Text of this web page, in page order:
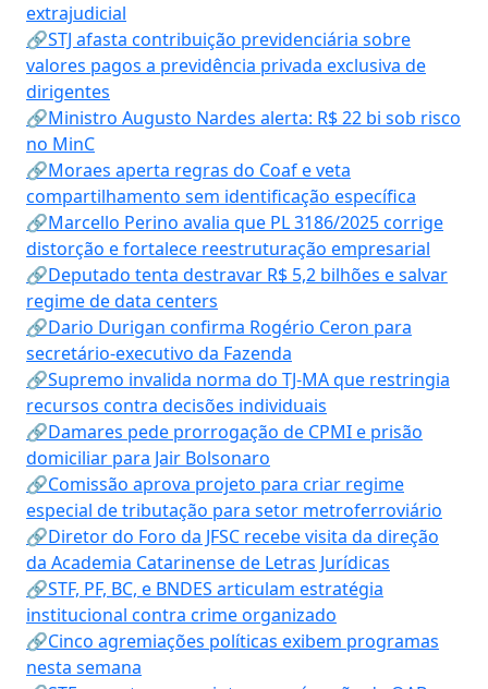
extrajudicial
🔗STJ afasta contribuição previdenciária sobre
valores pagos a previdência privada exclusiva de
dirigentes
🔗Ministro Augusto Nardes alerta: R$ 22 bi sob risco
no MinC
🔗Moraes aperta regras do Coaf e veta
compartilhamento sem identificação específica
🔗Marcello Perino avalia que PL 3186/2025 corrige
distorção e fortalece reestruturação empresarial
🔗Deputado tenta destravar R$ 5,2 bilhões e salvar
regime de data centers
🔗Dario Durigan confirma Rogério Ceron para
secretário-executivo da Fazenda
🔗Supremo invalida norma do TJ-MA que restringia
recursos contra decisões individuais
🔗Damares pede prorrogação de CPMI e prisão
domiciliar para Jair Bolsonaro
🔗Comissão aprova projeto para criar regime
especial de tributação para setor metroferroviário
🔗Diretor do Foro da JFSC recebe visita da direção
da Academia Catarinense de Letras Jurídicas
🔗STF, PF, BC, e BNDES articulam estratégia
institucional contra crime organizado
🔗Cinco agremiações políticas exibem programas
nesta semana